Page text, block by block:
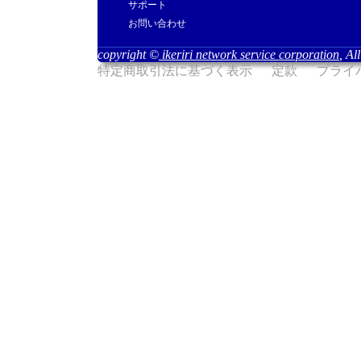
サポート
お問い合わせ
copyright © ikeriri network service corporation ,
特定商取引法に基づく表示
定款 プライ